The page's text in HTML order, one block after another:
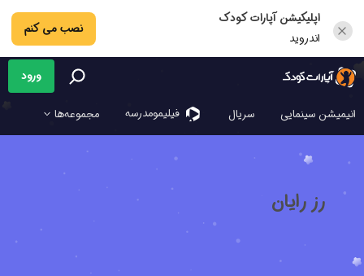
اپلیکیشن آپارات کودک
اندروید
نصب می کنم
انیمیشن سینمایی سریال فیلیمو‌مدرسه مجموعه‌ها
ورود
رز رایان